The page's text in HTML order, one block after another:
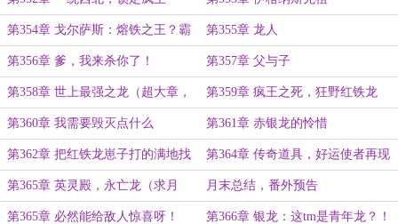
第354章 戈尔萨斯：熔铁之王？霸
气侧漏，该杀！
第355章 龙人
第356章 爹，我来杀你了！ 第357章 父与子
第358章 世上最强之龙（超大章，
求月票！）
第359章 疯王之死，狂野红铁龙
第360章 我需要毁灭点什么 第361章 赤银龙的怜惜
第362章 把红铁龙崽子打的满地找
牙，一雪前耻！
第364章 传奇道具，好运使者再现
第365章 英灵殿，永亡龙（求月
票）
月末总结，番外预告
第365章 必然能给敌人惊喜呀！ 第366章 银龙：这tm是青年龙？！